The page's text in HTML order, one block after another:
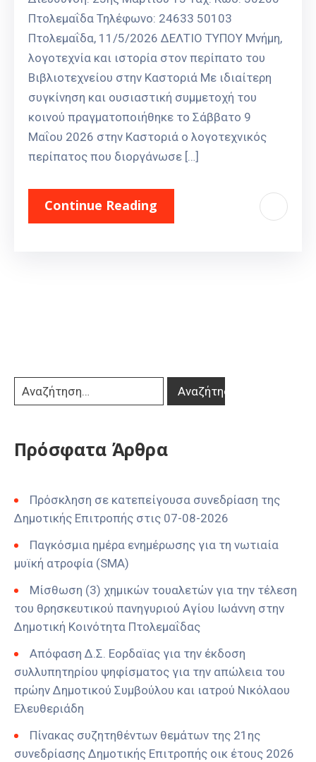
Πτολεμαΐδα Τηλέφωνο: 24633 50103
Πτολεμαΐδα, 11/5/2026 ΔΕΛΤΙΟ ΤΥΠΟΥ Μνήμη,
λογοτεχνία και ιστορία στον περίπατο του
Βιβλιοτεχνείου στην Καστοριά Με ιδιαίτερη
συγκίνηση και ουσιαστική συμμετοχή του
κοινού πραγματοποιήθηκε το Σάββατο 9
Μαΐου 2026 στην Καστοριά ο λογοτεχνικός
περίπατος που διοργάνωσε […]
Continue Reading
Πρόσφατα Άρθρα
Πρόσκληση σε κατεπείγουσα συνεδρίαση της
Δημοτικής Επιτροπής στις 07-08-2026
Παγκόσμια ημέρα ενημέρωσης για τη νωτιαία
μυϊκή ατροφία (SMA)
Μίσθωση (3) χημικών τουαλετών για την τέλεση
του θρησκευτικού πανηγυριού Αγίου Ιωάννη στην
Δημοτική Κοινότητα Πτολεμαΐδας
Απόφαση Δ.Σ. Εορδαϊας για την έκδοση
συλλυπητηρίου ψηφίσματος για την απώλεια του
πρώην Δημοτικού Συμβούλου και ιατρού Νικόλαου
Ελευθεριάδη
Πίνακας συζητηθέντων θεμάτων της 21ης
συνεδρίασης Δημοτικής Επιτροπής οικ έτους 2026